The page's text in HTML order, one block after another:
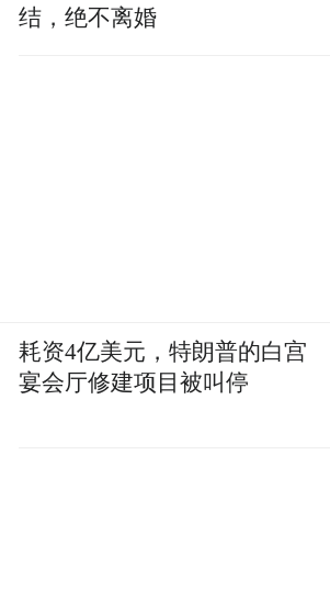
结，绝不离婚
耗资4亿美元，特朗普的白宫
宴会厅修建项目被叫停